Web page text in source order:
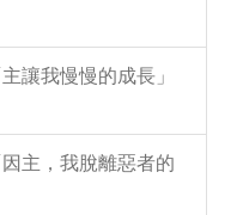
讓我慢慢的成長」
主，我脫離惡者的